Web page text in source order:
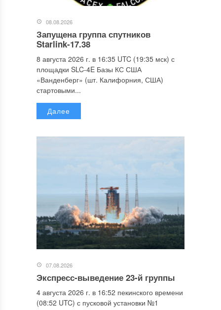
08.08.2026
Запущена группа спутников
Starlink-17.38
8 августа 2026 г. в 16:35 UTC (19:35 мск) с
площадки SLC-4E Базы КС США
«Ванденберг» (шт. Калифорния, США)
стартовыми...
Далее
07.08.2026
Экспресс-выведение 23-й группы
4 августа 2026 г. в 16:52 пекинского времени
(08:52 UTC) с пусковой установки №1